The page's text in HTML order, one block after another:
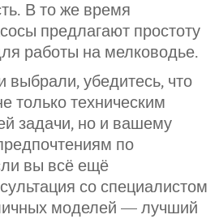
В то же время
предлагают простоту
работы на мелководье.
выбрали, убедитесь, что
только техническим
задачи, но и вашему
по
вы всё ещё
со специалистом
моделей — лучший